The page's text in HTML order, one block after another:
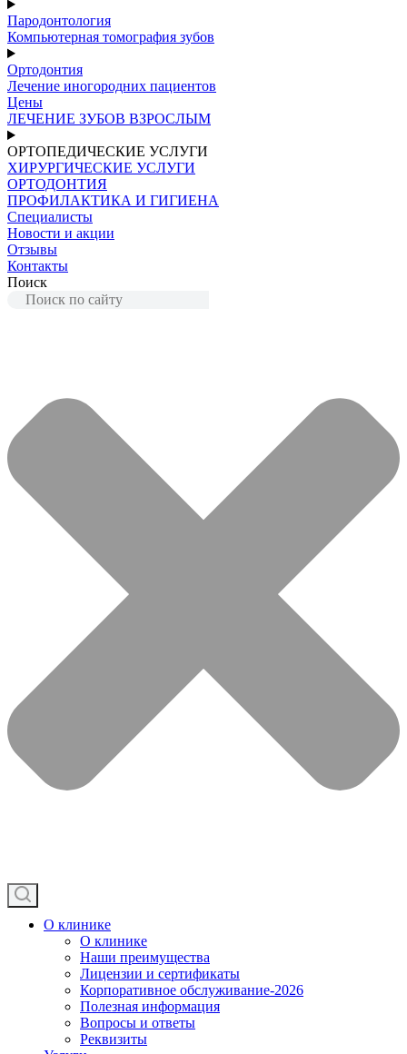
Пародонтология
Компьютерная томография зубов
Ортодонтия
Лечение иногородних пациентов
Цены
ЛЕЧЕНИЕ ЗУБОВ ВЗРОСЛЫМ
ОРТОПЕДИЧЕСКИЕ УСЛУГИ
ХИРУРГИЧЕСКИЕ УСЛУГИ
ОРТОДОНТИЯ
ПРОФИЛАКТИКА И ГИГИЕНА
Специалисты
Новости и акции
Отзывы
Контакты
Поиск
О клинике
О клинике
Наши преимущества
Лицензии и сертификаты
Корпоративное обслуживание-2026
Полезная информация
Вопросы и ответы
Реквизиты